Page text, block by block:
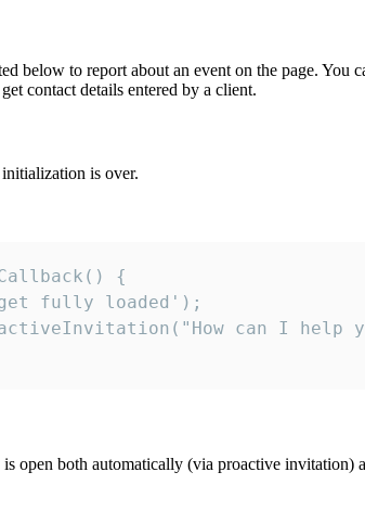
below to report about an event on the page.
contact details entered by a client.
is over.
{
fully loaded');
can I help
open both automatically (via proactive invitation)